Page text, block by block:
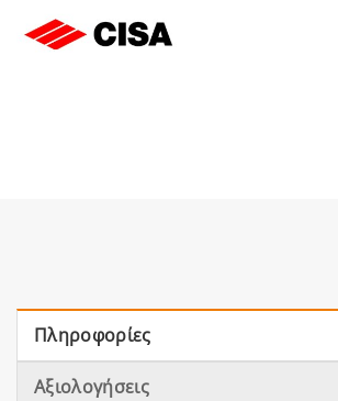
Πληροφορίες
Αξιολογήσεις